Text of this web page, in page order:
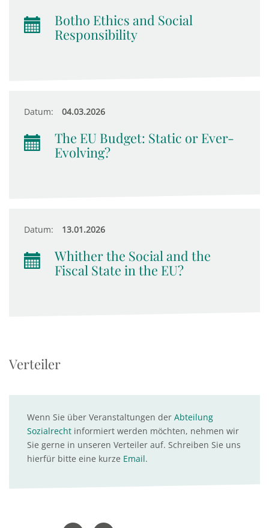
Botho Ethics and Social
Responsibility
Datum: 04.03.2026
The EU Budget: Static or Ever-
Evolving?
Datum: 13.01.2026
Whither the Social and the
Fiscal State in the EU?
Verteiler
Wenn Sie über Veranstaltungen der Abteilung
Sozialrecht informiert werden möchten, nehmen wir
Sie gerne in unseren Verteiler auf. Schreiben Sie uns
hierfür bitte eine kurze Email.